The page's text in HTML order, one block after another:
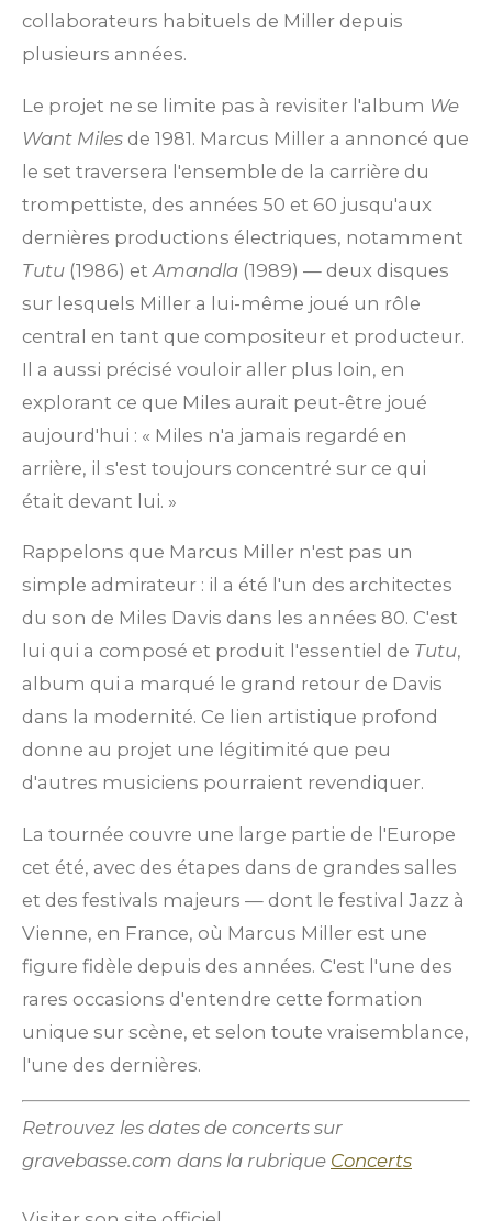
collaborateurs habituels de Miller depuis
plusieurs années.
Le projet ne se limite pas à revisiter l'album We
Want Miles de 1981. Marcus Miller a annoncé que
le set traversera l'ensemble de la carrière du
trompettiste, des années 50 et 60 jusqu'aux
dernières productions électriques, notamment
Tutu (1986) et Amandla (1989) — deux disques
sur lesquels Miller a lui-même joué un rôle
central en tant que compositeur et producteur.
Il a aussi précisé vouloir aller plus loin, en
explorant ce que Miles aurait peut-être joué
aujourd'hui : « Miles n'a jamais regardé en
arrière, il s'est toujours concentré sur ce qui
était devant lui. »
Rappelons que Marcus Miller n'est pas un
simple admirateur : il a été l'un des architectes
du son de Miles Davis dans les années 80. C'est
lui qui a composé et produit l'essentiel de Tutu,
album qui a marqué le grand retour de Davis
dans la modernité. Ce lien artistique profond
donne au projet une légitimité que peu
d'autres musiciens pourraient revendiquer.
La tournée couvre une large partie de l'Europe
cet été, avec des étapes dans de grandes salles
et des festivals majeurs — dont le festival Jazz à
Vienne, en France, où Marcus Miller est une
figure fidèle depuis des années. C'est l'une des
rares occasions d'entendre cette formation
unique sur scène, et selon toute vraisemblance,
l'une des dernières.
Retrouvez les dates de concerts sur
gravebasse.com dans la rubrique Concerts